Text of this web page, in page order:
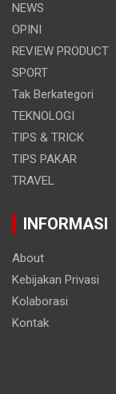
NEWS
OPINI
REVIEW PRODUCT
SPORT
Tak Berkategori
TEKNOLOGI
TIPS & TRICK
TIPS PAKAR
TRAVEL
INFORMASI
About
Kebijakan Privasi
Kolaborasi
Kontak